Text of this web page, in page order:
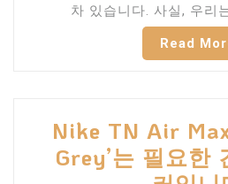
차 있습니다. 사실, 우리
Read
Nike TN Air
Grey’는 필요한